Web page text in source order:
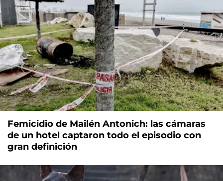
Femicidio de Mailén Antonich: las cámaras
de un hotel captaron todo el episodio con
gran definición